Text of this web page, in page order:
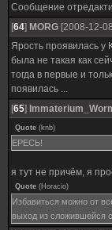
Сообщение
[64] MORG [2008-12-
Ярость проявилась у
была не такая как
тогда в первые и
появилась ...
[65]
Quote (knb)
ЕРЕСЬ!
я тут не причём, я
Quote (Horacio)
Избавиться можно от
выход из сложившейся